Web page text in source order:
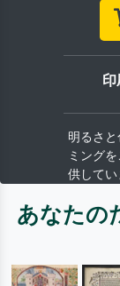
印
明るさ
ミング
供してい
あなたの